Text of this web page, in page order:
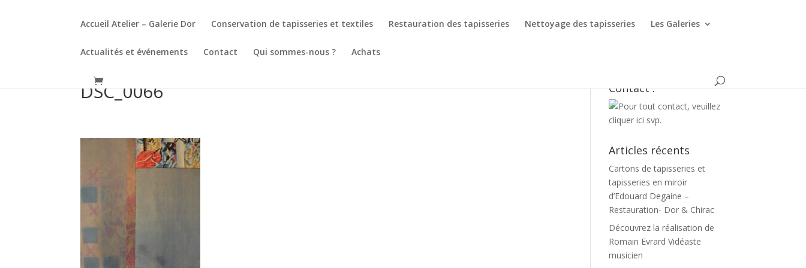
Accueil Atelier – Galerie Dor Conservation de tapisseries et textiles Restauration des tapisseries Nettoyage des tapisseries Les Galeries
Actualités et événements Contact Qui sommes-nous ? Achats
DSC_0066 Contact :
Articles récents
Cartons de tapisseries et
tapisseries en miroir
d’Edouard Degaine –
Restauration- Dor & Chirac
Découvrez la réalisation de
Romain Evrard Vidéaste
musicien